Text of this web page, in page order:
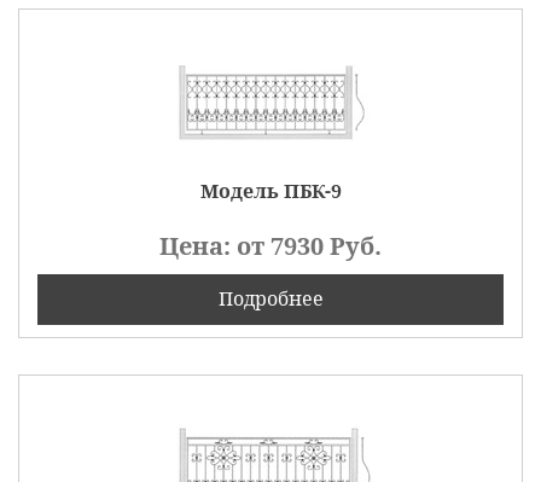
Модель ПБК-9
Цена: от 7930 Руб.
Подробнее